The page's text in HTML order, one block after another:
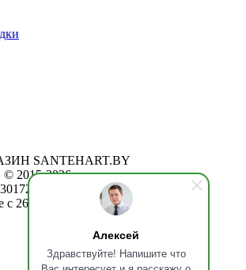
Алексей
Здравствуйте! Напишите что
SANTEHART.BY
2015-2026
от 12.02.2015
26.11.2019